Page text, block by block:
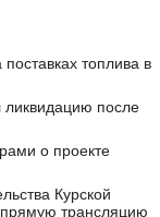
топлива в
ликвидацию после
о проекте
Курской
трансляцию